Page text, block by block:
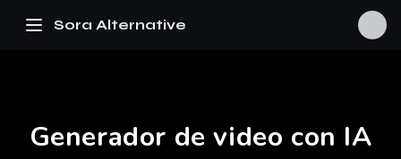
Sora Alternative
Generador de video con IA